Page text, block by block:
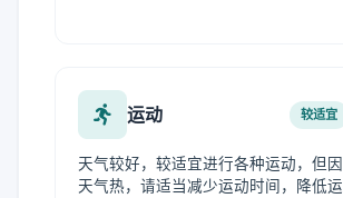
运动 较适宜
天气较好，较适宜进行各种运动，但因
天气热，请适当减少运动时间，降低运